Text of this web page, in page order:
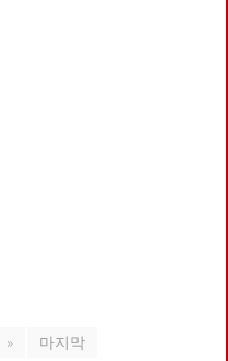
기입니다. 그 방이 어떻게 만들
어졌는지, 그 방을 어떻게 이용
» 마지막